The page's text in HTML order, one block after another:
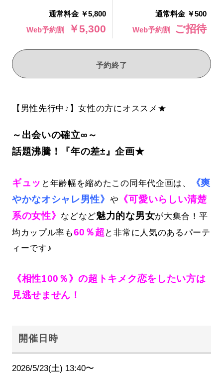
通常料金 ￥5,800
Web予約割
￥5,300
通常料金 ￥500
Web予約割
ご招待
予約終了
【男性先行中♪】女性の方にオススメ★
～出会いの確立∞～
話題沸騰！『年の差±』企画★
ギュッ と年齢幅を縮めたこの同年代企画は、
《爽
やかなオシャレ男性》 や 《可愛いらしい清楚
系の女性》 などなど魅力的な男女が大集合！平
均カップル率も60％超 と非常に人気のあるパーテ
ィーです♪
《相性100％》の超トキメク恋をしたい方は
見逃せません！
開催日時
2026/5/23(土) 13:40〜